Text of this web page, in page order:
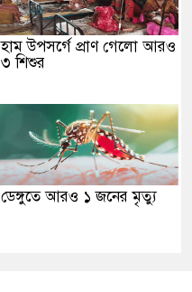
হাম উপসর্গে প্রাণ গেলো আরও
৩ শিশুর
ডেঙ্গুতে আরও ১ জনের মৃত্যু